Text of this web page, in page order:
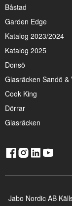
Båstad
Garden Edge
Katalog 2023/2024
Katalog 2025
Donsö
Glasräcken Sandö &
Cook King
Dörrar
Glasräcken
Jabo Nordic AB